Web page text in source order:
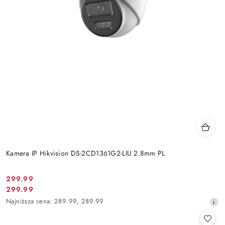
Kamera IP Hikvision DS-2CD1361G2-LIU 2.8mm PL
Cena
promocyjna:
299.99
Cena
promocyjna:
299.99
Najniższa
Najniższa cena: 289.99, 289.99